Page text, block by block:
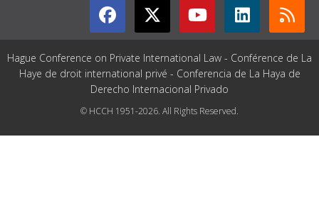
Hague Conference on Private International Law - Conférence de La
Haye de droit international privé - Conferencia de La Haya de
Derecho Internacional Privado
© HCCH 1951-2026. All Rights Reserved.